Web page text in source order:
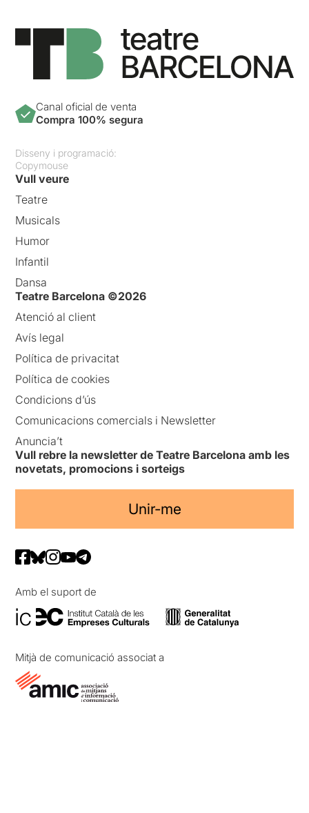
Canal oficial de venta
Compra 100% segura
Disseny i programació:
Copymouse
Vull veure
Teatre
Musicals
Humor
Infantil
Dansa
Teatre Barcelona ©2026
Atenció al client
Avís legal
Política de privacitat
Política de cookies
Condicions d’ús
Comunicacions comercials i Newsletter
Anuncia’t
Vull rebre la newsletter de Teatre Barcelona amb les
novetats, promocions i sorteigs
Unir-me
Amb el suport de
Mitjà de comunicació associat a